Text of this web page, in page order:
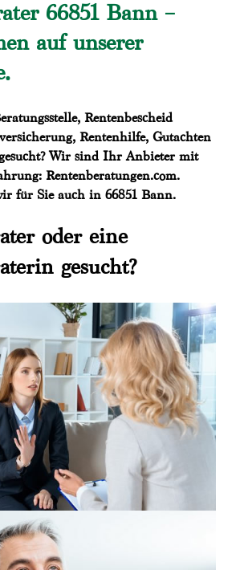
66851 Bann –
auf unserer
Rentenbescheid
Rentenhilfe, Gutachten
Wir sind Ihr Anbieter mit
Rentenberatungen.com.
für Sie auch in 66851 Bann.
oder eine
gesucht?